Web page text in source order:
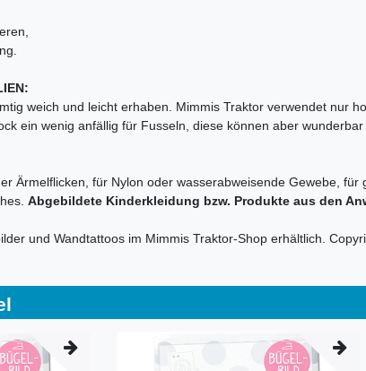
weich und leicht erhaben. Mimmis Traktor verwendet nur
ein wenig anfällig für Fusseln, diese können aber
Ärmelflicken, für Nylon oder wasserabweisende Gewebe,
Abgebildete Kinderkleidung bzw. Produkte aus den
und Wandtattoos im Mimmis Traktor-Shop erhältlich.